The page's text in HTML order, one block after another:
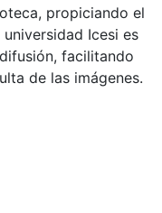
propiciando el
Icesi es
facilitando
de las imágenes.